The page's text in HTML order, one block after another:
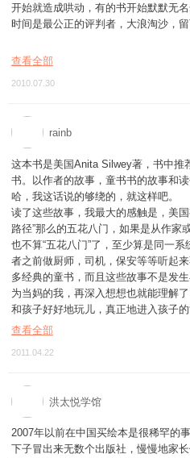
开始就造成哄动，有的书开始默默无
时间是最公正的评判者，大浪淘沙，
谁会需要这本书？热爱阅读的妈妈们
起走进这些伟大的书中去。热爱阅读
会庆幸，会微笑。同样，一切喜欢阅
还好，我们可以轻轻翻开这本书。
查看全部
2010.07.30
rainb
这本书是美国Anita Silwey著，书中推
书。以作者的故事，童书书的故事和
哈，我这话说的够绕的，就这样吧。
读了这些故事，我最大的感触是，美
路径”那么的五花八门，如果是从作家
也不算“五花八门”了，至少算是同一
者之前做厨师，司机，保安等等听起
多经典的童书，而且这些故事不是发
为当妈的我，再深入想想也就能理解
和孩子好好地玩儿，真正地进入孩子
品，这，不需要太高深的学问，只要
原创DIY，往往也是自己孩子的最爱。
另外，我还看到很多有阅读障碍，写
编辑，创作出很多经典作品，这就更
在我们这里是难以通过高考的吧
途径么，更不是通向幸福的必经之路啦
查看全部
2011.04.22
洪太悦学馆
2007年以前在中国买绘本是很稀罕的
下子冒出来无数个出版社，慢慢地家